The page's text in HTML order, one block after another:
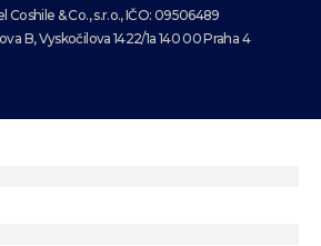
Coshile & Co., s.r.o., IČO: 09506489
B, Vyskočilova 1422/1a 140 00 Praha 4